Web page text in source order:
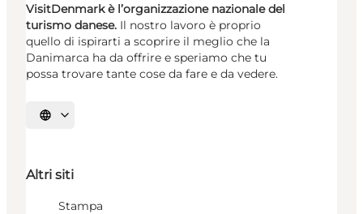
VisitDenmark è l’organizzazione nazionale del
turismo danese. Il nostro lavoro è proprio
quello di ispirarti a scoprire il meglio che la
Danimarca ha da offrire e speriamo che tu
possa trovare tante cose da fare e da vedere.
Seleziona la lingua
Altri siti
Stampa